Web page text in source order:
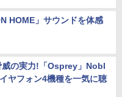
HOME」サウンドを体感
威の実力!「Osprey」Nobl
ヤフォン4機種を一気に聴